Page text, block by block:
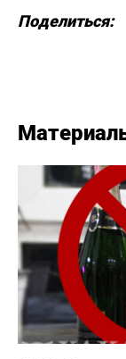
Поделиться: